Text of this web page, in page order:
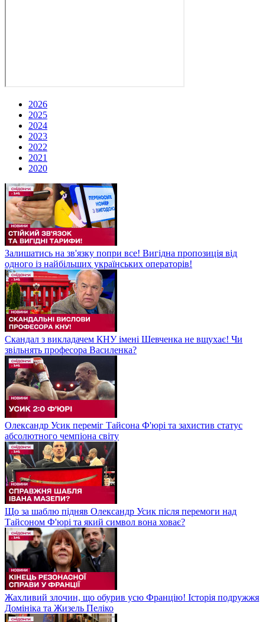
2026
2025
2024
2023
2022
2021
2020
Залишатись на зв'язку попри все! Вигідна пропозиція від
одного із найбільших українських операторів!
Скандал з викладачем КНУ імені Шевченка не вщухає! Чи
звільнять професора Василенка?
Олександр Усик переміг Тайсона Ф'юрі та захистив статус
абсолютного чемпіона світу
Що за шаблю підняв Олександр Усик після перемоги над
Тайсоном Ф'юрі та який символ вона ховає?
Жахливий злочин, що обурив усю Францію! Історія подружжя
Домініка та Жизель Пеліко